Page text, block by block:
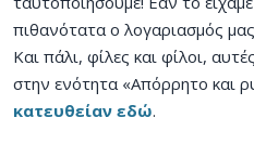
πιθανότατα ο λογαριασμός
Και πάλι, φίλες και φίλοι,
στην ενότητα «Απόρρητο και
κατευθείαν εδώ.